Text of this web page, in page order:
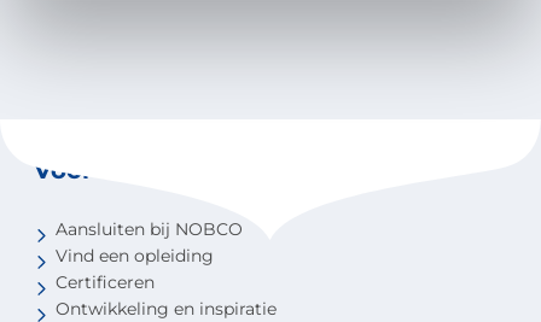
Voor coaches
Aansluiten bij NOBCO
Vind een opleiding
Certificeren
Ontwikkeling en inspiratie